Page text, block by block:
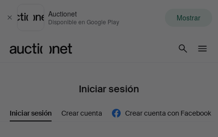
Cerrar
Auctionet
Disponible en Google Play Mostrar
Iniciar sesión
Iniciar sesión Crear cuenta Crear cuenta con Facebook